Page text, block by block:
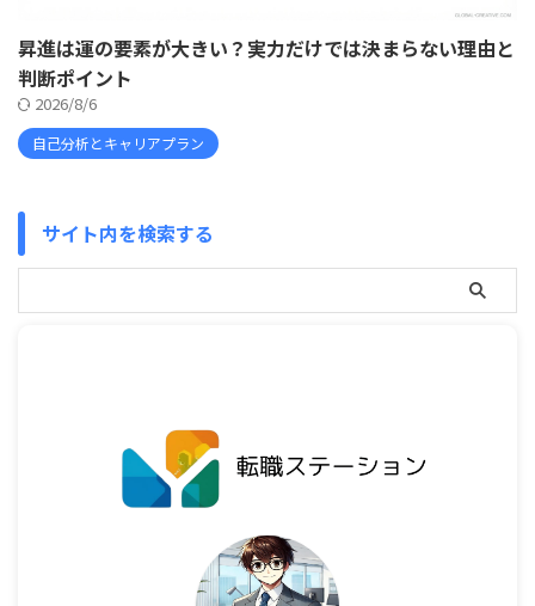
昇進は運の要素が大きい？実力だけでは決まらない理由と
判断ポイント
2026/8/6
自己分析とキャリアプラン
サイト内を検索する